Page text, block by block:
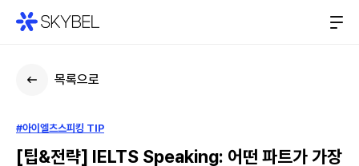
목록으로
#아이엘츠스피킹 TIP
[팁&전략] IELTS Speaking: 어떤 파트가 가장